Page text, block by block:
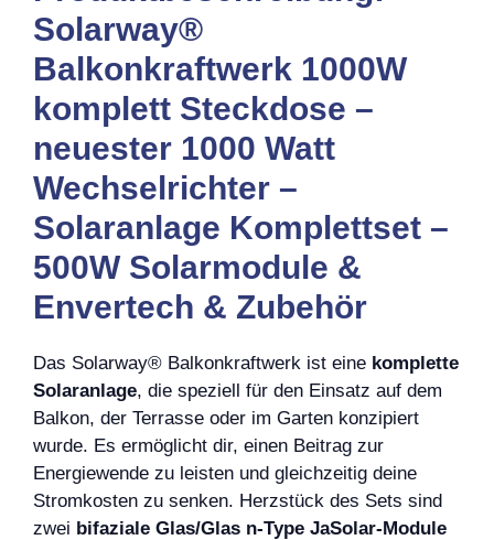
Solarway®
Balkonkraftwerk 1000W
komplett Steckdose –
neuester 1000 Watt
Wechselrichter –
Solaranlage Komplettset –
500W Solarmodule &
Envertech & Zubehör
Das Solarway® Balkonkraftwerk ist eine komplette
Solaranlage, die speziell für den Einsatz auf dem
Balkon, der Terrasse oder im Garten konzipiert
wurde. Es ermöglicht dir, einen Beitrag zur
Energiewende zu leisten und gleichzeitig deine
Stromkosten zu senken. Herzstück des Sets sind
zwei bifaziale Glas/Glas n-Type JaSolar-Module